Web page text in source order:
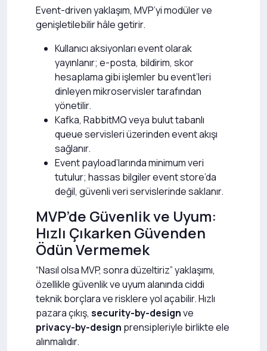
Event-driven yaklaşım, MVP’yi modüler ve
genişletilebilir hâle getirir.
Kullanıcı aksiyonları event olarak
yayınlanır; e-posta, bildirim, skor
hesaplama gibi işlemler bu event’leri
dinleyen mikroservisler tarafından
yönetilir.
Kafka, RabbitMQ veya bulut tabanlı
queue servisleri üzerinden event akışı
sağlanır.
Event payload’larında minimum veri
tutulur; hassas bilgiler event store’da
değil, güvenli veri servislerinde saklanır.
MVP’de Güvenlik ve Uyum:
Hızlı Çıkarken Güvenden
Ödün Vermemek
“Nasıl olsa MVP, sonra düzeltiriz” yaklaşımı,
özellikle güvenlik ve uyum alanında ciddi
teknik borçlara ve risklere yol açabilir. Hızlı
pazara çıkış, security-by-designve
privacy-by-design prensipleriyle birlikte ele
alınmalıdır.